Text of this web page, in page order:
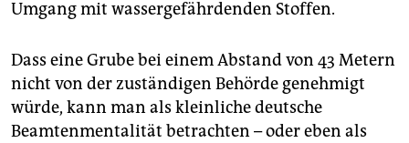
Umgang mit wassergefährdenden Stoffen.
Dass eine Grube bei einem Abstand von 43 Metern
nicht von der zuständigen Behörde genehmigt
würde, kann man als kleinliche deutsche
Beamtenmentalität betrachten – oder eben als